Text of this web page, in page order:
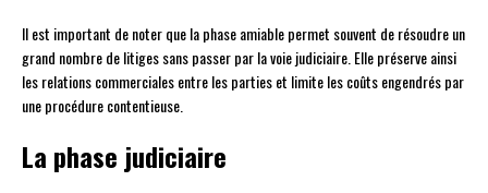
Il est important de noter que la phase amiable permet souvent de résoudre un
grand nombre de litiges sans passer par la voie judiciaire. Elle préserve ainsi
les relations commerciales entre les parties et limite les coûts engendrés par
une procédure contentieuse.
La phase judiciaire